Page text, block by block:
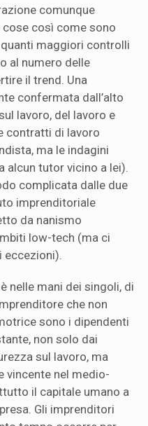
comunque
cose così come sono
maggiori controlli
al numero delle
il trend. Una
confermata dall’alto
lavoro, del lavoro e
contratti di lavoro
ma le indagini
alcun tutor vicino a lei).
complicata dalle due
imprenditoriale
da nanismo
low-tech (ma ci
nelle mani dei singoli, di
che non
sono i dipendenti
non solo dai
sul lavoro, ma
vincente nel medio-
il capitale umano a
Gli imprenditori